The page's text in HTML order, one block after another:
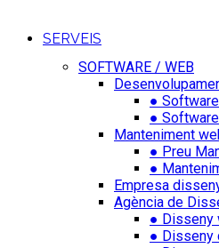
SERVEIS
SOFTWARE / WEB
●
●
Manteniment
● Preu
●
Empresa
Agència de
● Disseny
● Disseny